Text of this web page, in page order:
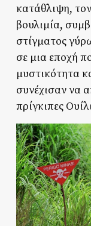
κατάθλιψη,
βουλιμία,
στίγματος
σε μια εποχή
μυστικότητα
συνέχισαν να
πρίγκιπες